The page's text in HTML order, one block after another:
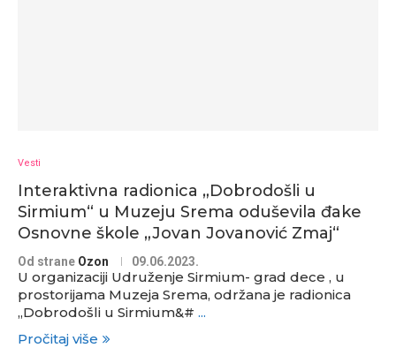
Vesti
Interaktivna radionica „Dobrodošli u
Sirmium“ u Muzeju Srema oduševila đake
Osnovne škole „Jovan Jovanović Zmaj“
Od strane Ozon 09.06.2023.
U organizaciji Udruženje Sirmium- grad dece , u
prostorijama Muzeja Srema, održana je radionica
,,Dobrodošli u Sirmium&# ...
Pročitaj više